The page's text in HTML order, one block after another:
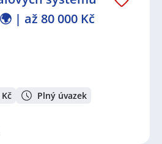
| až 80 000 Kč
Plný úvazek